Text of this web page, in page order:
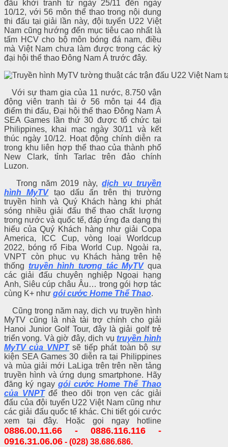
đầu khởi tranh từ ngày 25/11 đến ngày
10/12, với 56 môn thể thao trong nội dung
thi đấu tại giải lần này, đội tuyển U22 Việt
Nam cũng hướng đến mục tiêu cao nhất là
tấm HCV cho bộ môn bóng đá nam, điều
mà Việt Nam chưa làm được trong các kỳ
đại hội thể thao Đông Nam Á trước đây.
Với sự tham gia của 11 nước, 8.750 vận
động viên tranh tài ở 56 môn tại 44 địa
điểm thi đấu, Đại hội thể thao Đông Nam Á
SEA Games lần thứ 30 được tổ chức tại
Philippines, khai mạc ngày 30/11 và kết
thúc ngày 10/12. Hoạt động chính diễn ra
trong khu liên hợp thể thao của thành phố
New Clark, tỉnh Tarlac trên đảo chính
Luzon.
Trong năm 2019 này, dịch vụ truyền
hình MyTVtạo dấu ấn trên thị trường
truyền hình và Quý Khách hàng khi phát
sóng nhiều giải đấu thể thao chất lượng
trong nước và quốc tế, đáp ứng đa dạng thị
hiếu của Quý Khách hàng như giải Copa
America, ICC Cup, vòng loại Worldcup
2022, bóng rổ Fiba World Cup. Ngoài ra,
VNPT còn phục vụ Khách hàng trên hệ
thống truyền hình tương tác MyTVqua
các giải đấu chuyên nghiệp Ngoại hạng
Anh, Siêu cúp châu Âu… trong gói hợp tác
cùng K+ như gói cước Home Thể Thao.
Cũng trong năm nay, dịch vụ truyền hình
MyTV cũng là nhà tài trợ chính cho giải
Hanoi Junior Golf Tour, đây là giải golf trẻ
triển vọng. Và giờ đây, dịch vụtruyền hình
MyTV của VNPTsẽ tiếp phát toàn bộ sự
kiện SEA Games 30 diễn ra tại Philippines
và mùa giải mới LaLiga trên trên nền tảng
truyền hình và ứng dụng smartphone. Hãy
đăng ký ngaygói cước Home Thể Thao
của VNPTđể theo dõi trọn vẹn các giải
đấu của đội tuyển U22 Việt Nam cũng như
các giải đấu quốc tế khác. Chi tiết gói cước
xem tại đây. Hoặc gọi ngay hotline
0886.00.11.66 - 0886.116.116 -
0916.31.06.06 - (028) 38.686.686.